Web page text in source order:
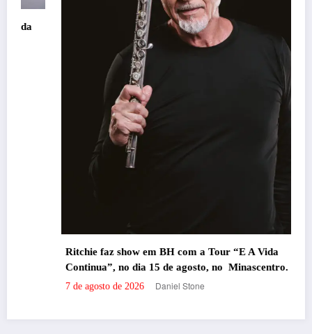
Ritchie faz show em BH com a Tour “E A Vida
Continua”, no dia 15 de agosto, no Minascentro.
7 de agosto de 2026 Daniel Stone